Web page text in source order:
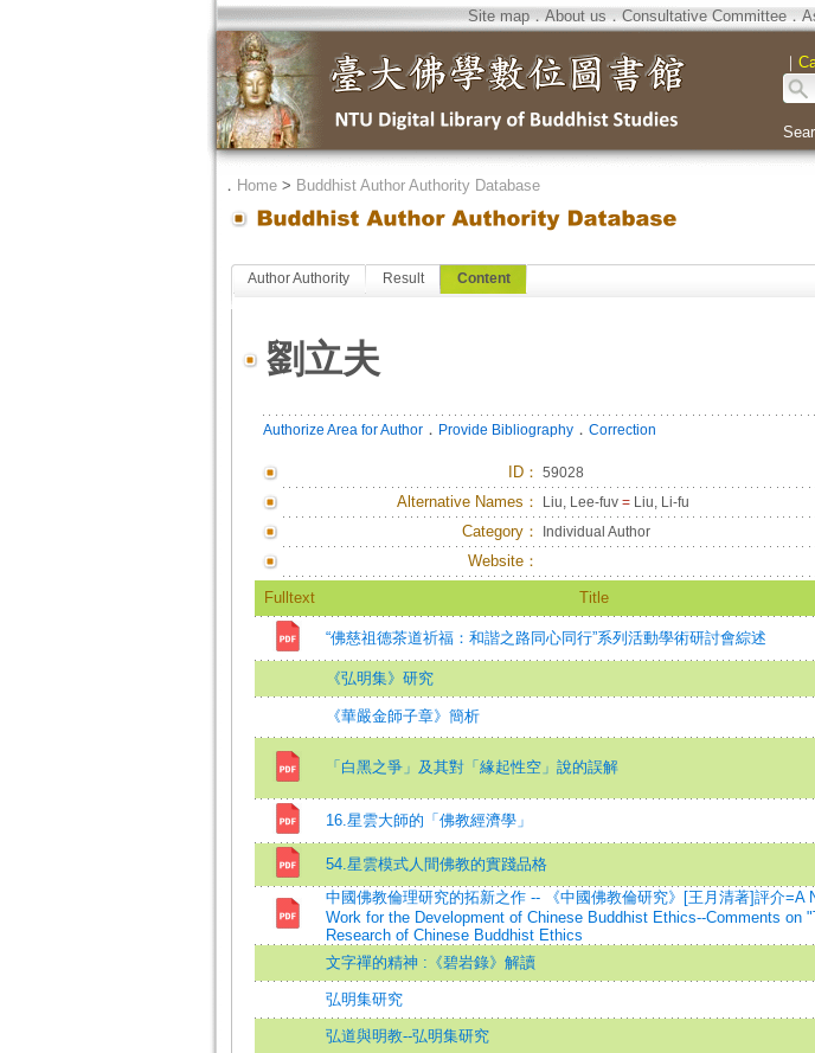
Site map．About us．Consultative Committee．
｜
． Home> Buddhist Author Authority Database
Author Authority Result Content
劉立夫
Authorize Area for Author． Provide Bibliography． Correction
ID： 59028
Alternative Names： Liu, Lee-fuv =Liu, Li-fu
Category： Individual Author
Website：
Fulltext Title
“佛慈祖德茶道祈福：和諧之路同心同行”系列活動學術研討會綜述
《弘明集》研究
《華嚴金師子章》簡析
「白黑之爭」及其對「緣起性空」說的誤解
16.星雲大師的「佛教經濟學」
54.星雲模式人間佛教的實踐品格
中國佛教倫理研究的拓新之作 -- 《中國佛教倫研究》[王月清著]評介=A
Work for the Development of Chinese Buddhist Ethics--Comments on
Research of Chinese Buddhist Ethics
文字禪的精神 :《碧岩錄》解讀
弘明集研究
弘道與明教--弘明集研究